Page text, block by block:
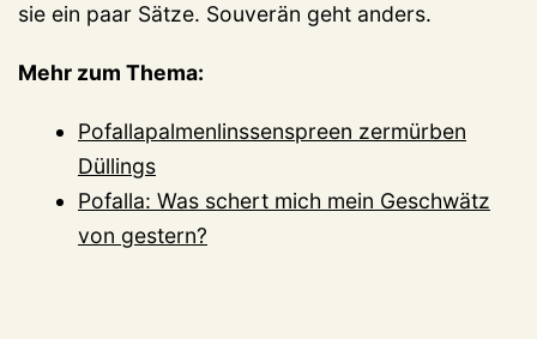
sie ein paar Sätze. Souverän geht anders.
Mehr zum Thema:
Pofallapalmenlinssenspreen zermürben
Düllings
Pofalla: Was schert mich mein Geschwätz
von gestern?